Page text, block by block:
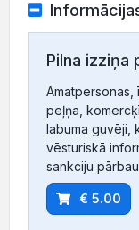
Pilna izziņa
Amatpersonas,
peļņa,
labuma guvēji,
vēsturiskā
sankciju
€ 5.00